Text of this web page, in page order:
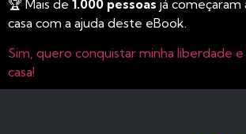
🏆 Mais de 1.000 pessoas já começaram
casa com a ajuda deste eBook.
Sim, quero conquistar minha liberdade
casa!